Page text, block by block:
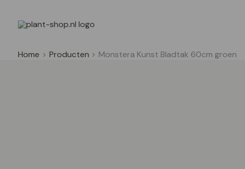
Home Producten
Monstera Kunst Bladtak 60cm groen